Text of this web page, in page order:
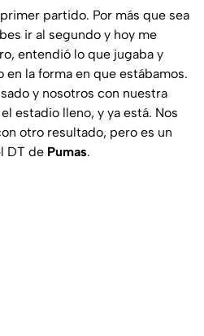
partido. Por más que sea
ir al segundo y hoy me
entendió lo que jugaba y
la forma en que estábamos.
y nosotros con nuestra
estadio lleno, y ya está. Nos
otro resultado, pero es un
DT de Pumas.